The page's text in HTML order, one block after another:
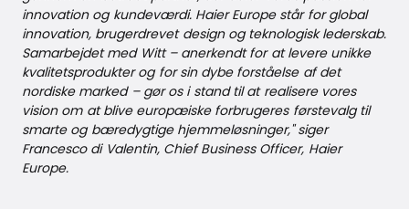
innovation og kundeværdi. Haier Europe står for global
innovation, brugerdrevet design og teknologisk lederskab.
Samarbejdet med Witt – anerkendt for at levere unikke
kvalitetsprodukter og for sin dybe forståelse af det
nordiske marked – gør os i stand til at realisere vores
vision om at blive europæiske forbrugeres førstevalg til
smarte og bæredygtige hjemmeløsninger," siger
Francesco di Valentin, Chief Business Officer, Haier
Europe.